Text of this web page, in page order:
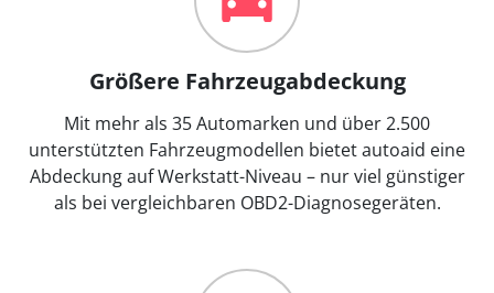
Größere Fahrzeugabdeckung
Mit mehr als 35 Automarken und über 2.500
unterstützten Fahrzeugmodellen bietet autoaid eine
Abdeckung auf Werkstatt-Niveau – nur viel günstiger
als bei vergleichbaren OBD2-Diagnosegeräten.